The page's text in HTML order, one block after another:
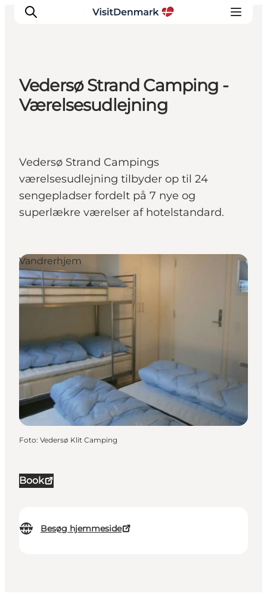
Inspiration
Planlæg ferien
Vedersø Strand Camping -
Værelsesudlejning
Vedersø Strand Campings
værelsesudlejning tilbyder op til 24
sengepladser fordelt på 7 nye og
superlækre værelser af hotelstandard.
Book
Besøg hjemmeside
Vandrerhjem
Foto: Vedersø Klit Camping